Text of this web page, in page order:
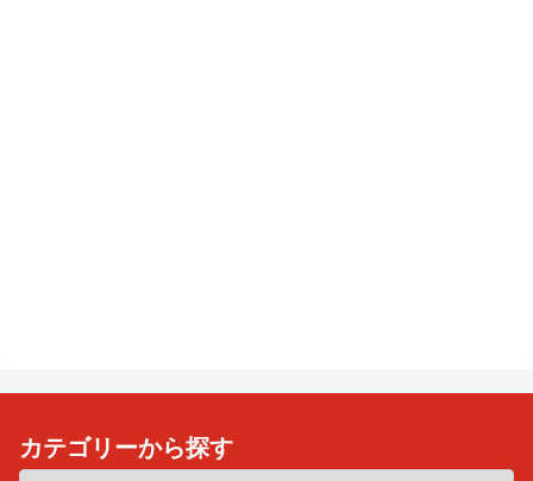
カテゴリーから探す